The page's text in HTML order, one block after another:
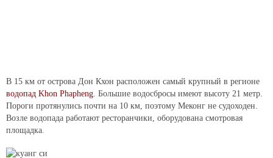
В 15 км от острова Дон Кхон расположен самый крупный в регионе
водопад Khon Phapheng. Большие водосбросы имеют высоту 21 метр.
Пороги протянулись почти на 10 км, поэтому Меконг не судоходен.
Возле водопада работают ресторанчики, оборудована смотровая
площадка.